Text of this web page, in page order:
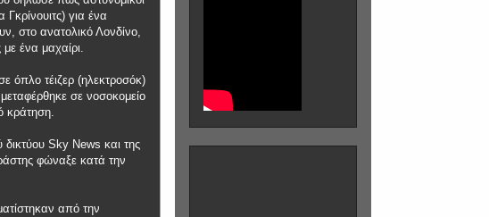
για ένα
στο ανατολικό Λονδίνο,
ένα μαχαίρι.
όπλο τέιζερ (ηλεκτροσόκ)
σε νοσοκομείο
κράτηση.
δικτύου Sky News και της
φώναξε κατά την
από την